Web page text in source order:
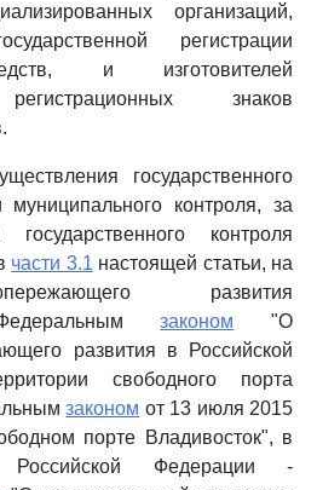
организаций,
регистрации
и изготовителей
знаков
государственного
муниципального контроля, за
контроля
части 3.1 настоящей статьи, на
развития
Федеральнымзаконом "О
развития в Российской
свободного порта
законом от 13 июля 2015
порте Владивосток", в
Российской Федерации -